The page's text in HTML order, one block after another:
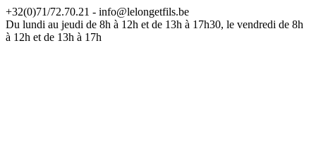
+32(0)71/72.70.21 - info@lelongetfils.be
Du lundi au jeudi de 8h à 12h et de 13h à 17h30, le vendredi de 8h
à 12h et de 13h à 17h
ATTENTION — Nos bureaux sont fermés du 17 juillet au 9